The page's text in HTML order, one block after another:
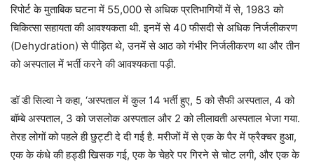
रिपोर्ट के मुताबिक घटना में 55,000 से अधिक प्रतिभागियों में से, 1983 को
चिकित्सा सहायता की आवश्यकता थी. इनमें से 40 फीसदी से अधिक निर्जलीकरण
(Dehydration) से पीड़ित थे, उनमें से आठ को गंभीर निर्जलीकरण था और तीन
को अस्पताल में भर्ती करने की आवश्यकता पड़ी.
डॉ डी सिल्वा ने कहा, ‘अस्पताल में कुल 14 भर्ती हुए, 5 को सैफी अस्पताल, 4 को
बॉम्बे अस्पताल, 3 को जसलोक अस्पताल और 2 को लीलावती अस्पताल भेजा गया.
तेरह लोगों को पहले ही छुट्टी दे दी गई है. मरीजों में से एक के पैर में फ्रैक्चर हुआ,
एक के कंधे की हड्डी खिसक गई, एक के चेहरे पर गिरने से चोट लगी, और एक के